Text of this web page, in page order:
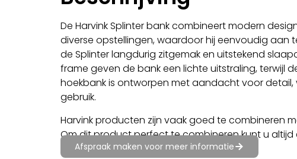
De Harvink Splinter bank combineert modern
diverse opstellingen, waardoor hij eenvoudig aan
de Splinter langdurig zitgemak en uitstekend
frame geven de bank een lichte uitstraling, terwijl
hoekbank is ontworpen met aandacht voor detail,
gebruik.
Harvink producten zijn vaak goed te combineren
Om dit product perfect te combineren kunt u
Afspraak maken voor meer informatie